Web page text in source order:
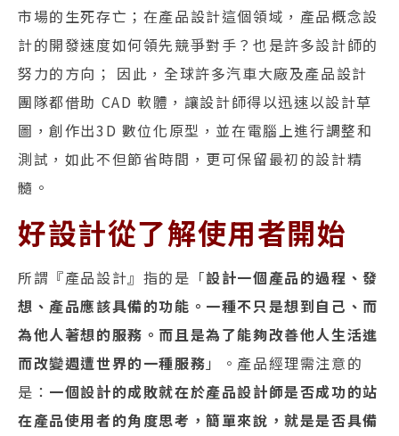
市場的生死存亡；在產品設計這個領域，產品概念設
計的開發速度如何領先競爭對手？也是許多設計師的
努力的方向； 因此，全球許多汽車大廠及產品設計
團隊都借助 CAD 軟體，讓設計師得以迅速以設計草
圖，創作出3D 數位化原型，並在電腦上進行調整和
測試，如此不但節省時間，更可保留最初的設計精
髓。
好設計從了解使用者開始
所謂『產品設計』指的是「設計一個產品的過程、發
想、產品應該具備的功能。一種不只是想到自己、而
為他人著想的服務。而且是為了能夠改善他人生活進
而改變週遭世界的一種服務 」。產品經理需注意的
是： 一個設計的成敗就在於產品設計師是否成功的站
在產品使用者的角度思考，簡單來說，就是是否具備